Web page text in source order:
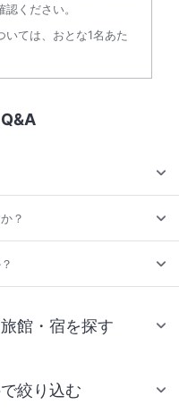
ください。
いては、おとな1名あた
？
館・宿を探す
絞り込む